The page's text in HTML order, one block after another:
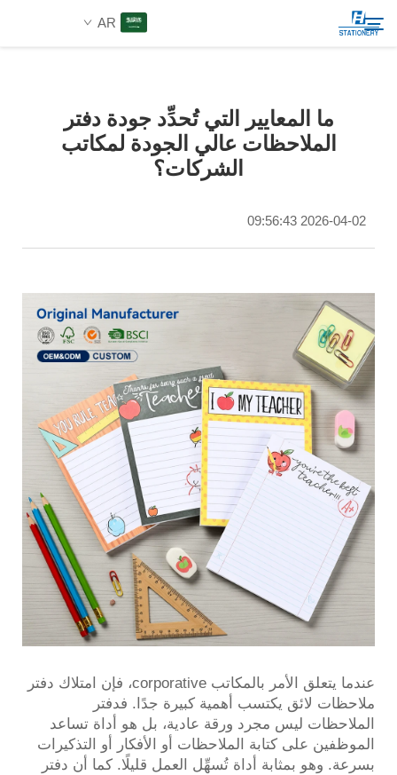
AR
المنتجات
حلول مخصصة
اتصل بنا
ما المعايير التي تُحدِّد جودة دفتر
الملاحظات عالي الجودة لمكاتب
الشركات؟
2026-04-02 09:56:43
عندما يتعلق الأمر بالمكاتب corporative، فإن امتلاك دفتر
ملاحظات لائق يكتسب أهمية كبيرة جدًا. فدفتر
الملاحظات ليس مجرد ورقة عادية، بل هو أداة تساعد
الموظفين على كتابة الملاحظات أو الأفكار أو التذكيرات
بسرعة. وهو بمثابة أداة تُسهِّل العمل قليلًا. كما أن دفتر